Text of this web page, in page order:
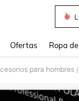
Ofertas Ropa
para hombres /